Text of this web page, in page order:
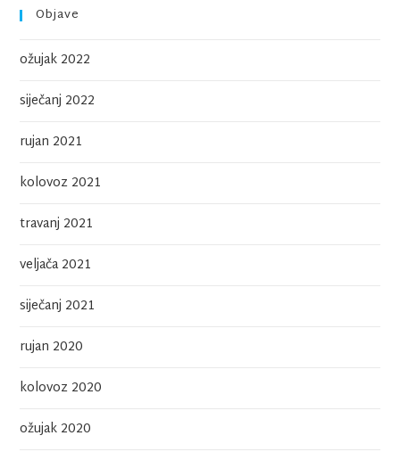
Objave
ožujak 2022
siječanj 2022
rujan 2021
kolovoz 2021
travanj 2021
veljača 2021
siječanj 2021
rujan 2020
kolovoz 2020
ožujak 2020